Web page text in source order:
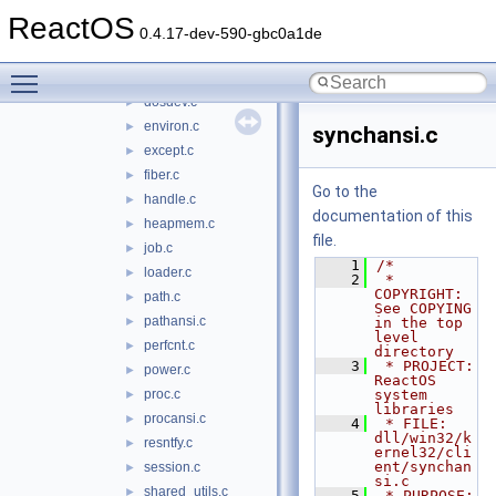
ReactOS 0.4.17-dev-590-gbc0a1de
► compname.c
► dosdev.c
► environ.c
► except.c
► fiber.c
► handle.c
► heapmem.c
► job.c
► loader.c
► path.c
► pathansi.c
► perfcnt.c
► power.c
► proc.c
► procansi.c
► resntfy.c
► session.c
► shared_utils.c
synchansi.c
Go to the
documentation of this
file.
    1
/*
    2
*
COPYRIGHT:
See COPYING
in the top
level
directory
    3
* PROJECT:
ReactOS
system
libraries
    4
* FILE:
dll/win32/k
ernel32/cli
ent/synchan
si.c